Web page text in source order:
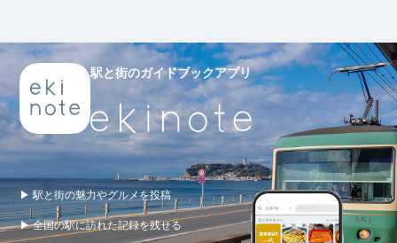
駅と街のガイドブックアプリ
▶ 駅と街の魅力やグルメを投稿
▶ 全国の駅に訪れた記録を残せる